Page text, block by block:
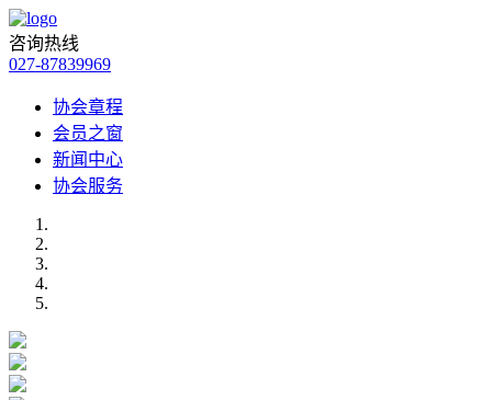
咨询热线
027-87839969
协会章程
会员之窗
新闻中心
协会服务